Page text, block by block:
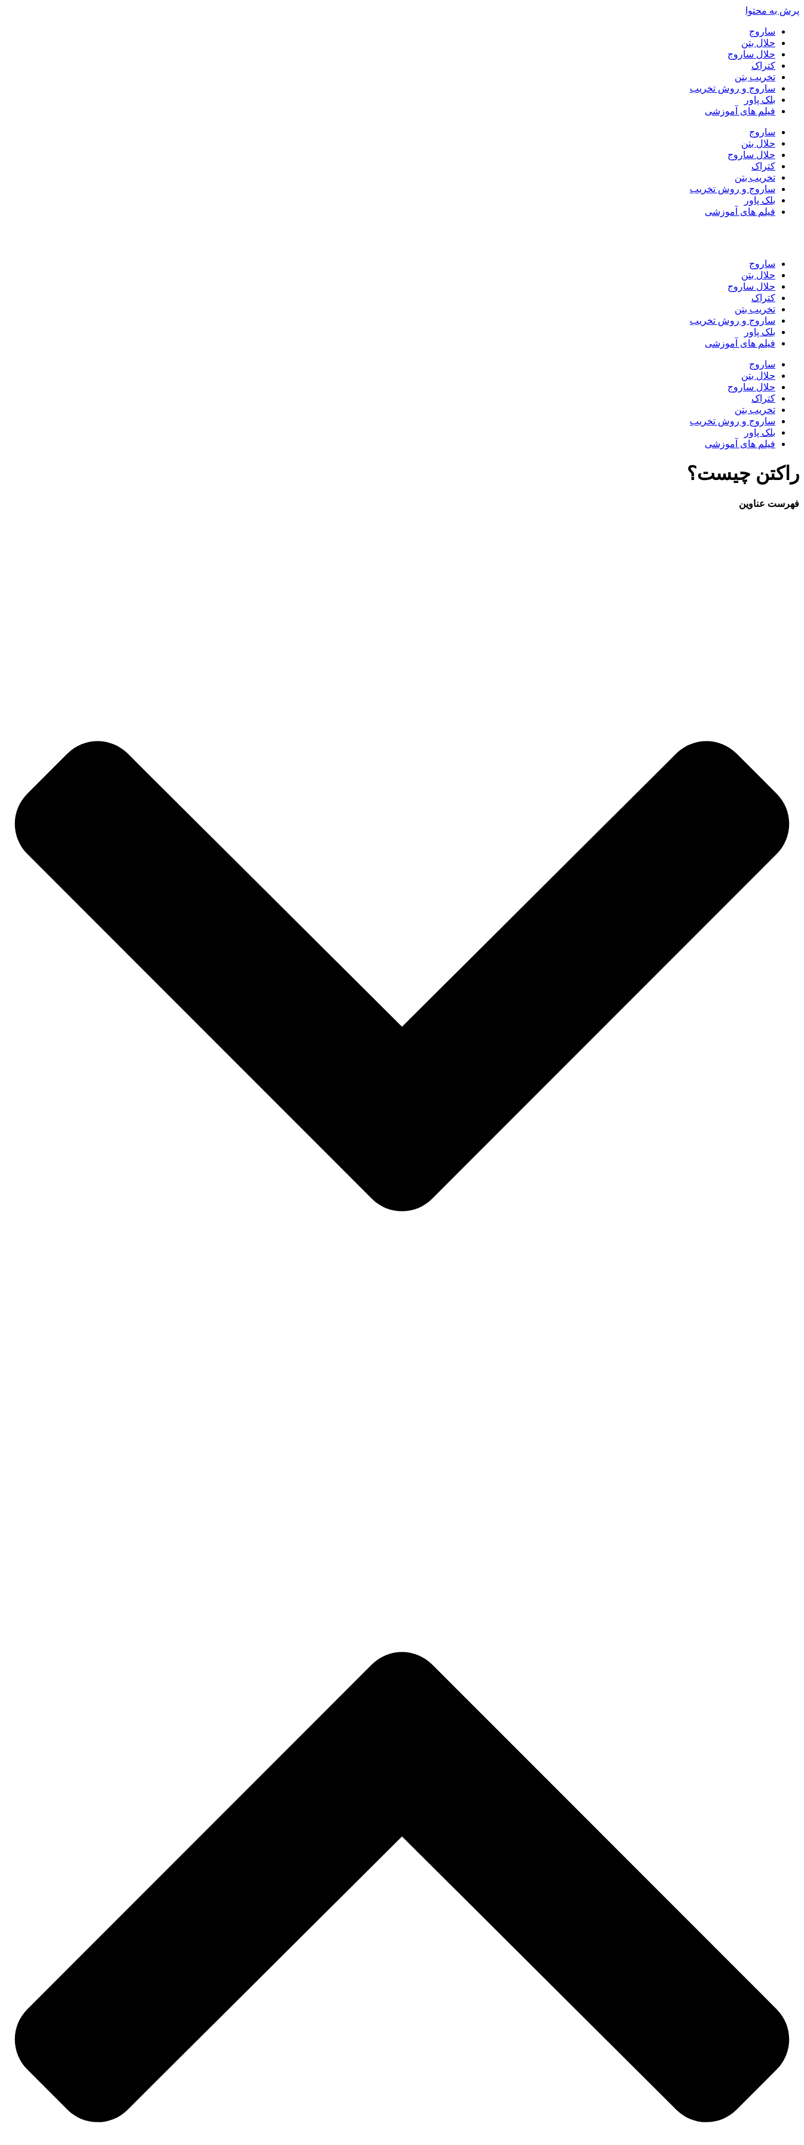
پرش به محتوا
ساروج
حلال بتن
حلال ساروج
کتراک
تخریب بتن
ساروج و روش تخریب
بلک پاور
فیلم های آموزشی
ساروج
حلال بتن
حلال ساروج
کتراک
تخریب بتن
ساروج و روش تخریب
بلک پاور
فیلم های آموزشی
ساروج
حلال بتن
حلال ساروج
کتراک
تخریب بتن
ساروج و روش تخریب
بلک پاور
فیلم های آموزشی
ساروج
حلال بتن
حلال ساروج
کتراک
تخریب بتن
ساروج و روش تخریب
بلک پاور
فیلم های آموزشی
راکتن چیست؟
فهرست عناوین